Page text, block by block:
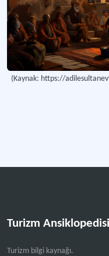
(Kaynak: https://
Turizm Ansiklopedisi
Turizm bilgi kaynağı.